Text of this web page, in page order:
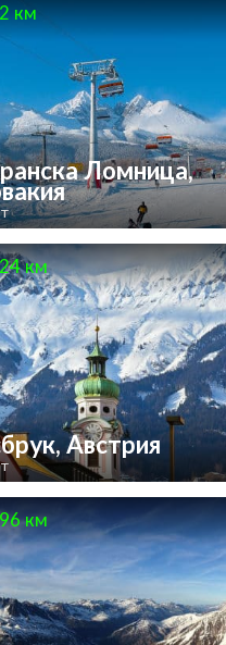
км
Ломница,
км
Австрия
км